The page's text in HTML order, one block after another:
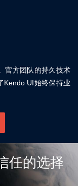
官方团队的持久技术
Kendo UI始终保持业
任的选择